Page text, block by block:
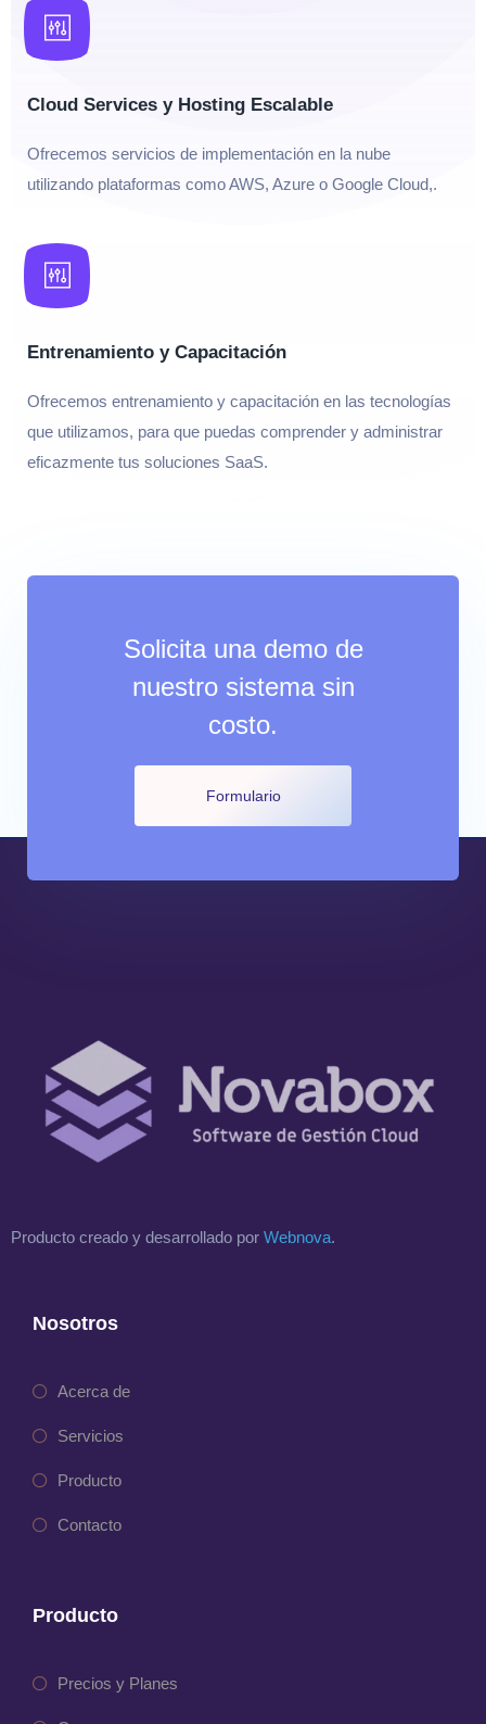
Cloud Services y Hosting Escalable
Ofrecemos servicios de implementación en la nube
utilizando plataformas como AWS, Azure o Google Cloud,.
Entrenamiento y Capacitación
Ofrecemos entrenamiento y capacitación en las tecnologías
que utilizamos, para que puedas comprender y administrar
eficazmente tus soluciones SaaS.
Solicita una demo de
nuestro sistema sin
costo.
Formulario
Producto creado y desarrollado por Webnova.
Nosotros
Acerca de
Servicios
Producto
Contacto
Producto
Precios y Planes